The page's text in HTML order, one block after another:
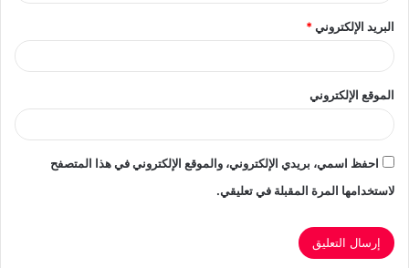
البريد الإلكتروني*
الموقع الإلكتروني
احفظ اسمي، بريدي الإلكتروني، والموقع الإلكتروني في هذا المتصفح
لاستخدامها المرة المقبلة في تعليقي.